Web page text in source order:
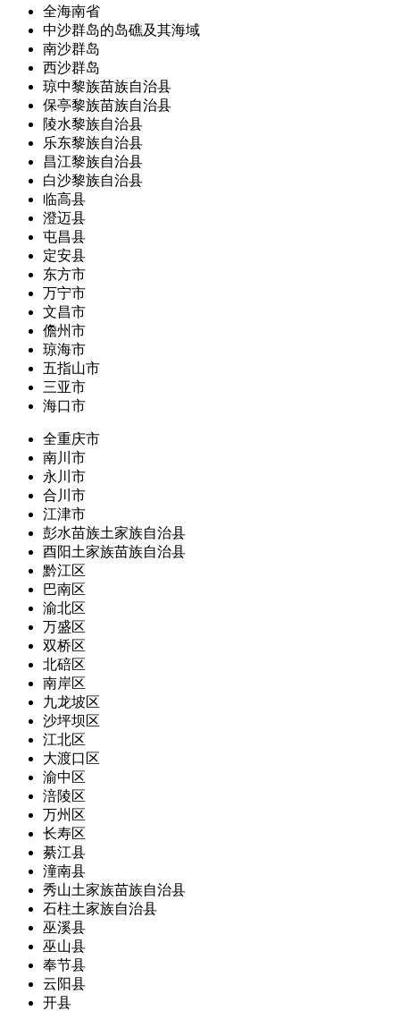
全海南省
中沙群岛的岛礁及其海域
南沙群岛
西沙群岛
琼中黎族苗族自治县
保亭黎族苗族自治县
陵水黎族自治县
乐东黎族自治县
昌江黎族自治县
白沙黎族自治县
临高县
澄迈县
屯昌县
定安县
东方市
万宁市
文昌市
儋州市
琼海市
五指山市
三亚市
海口市
全重庆市
南川市
永川市
合川市
江津市
彭水苗族土家族自治县
酉阳土家族苗族自治县
黔江区
巴南区
渝北区
万盛区
双桥区
北碚区
南岸区
九龙坡区
沙坪坝区
江北区
大渡口区
渝中区
涪陵区
万州区
长寿区
綦江县
潼南县
秀山土家族苗族自治县
石柱土家族自治县
巫溪县
巫山县
奉节县
云阳县
开县